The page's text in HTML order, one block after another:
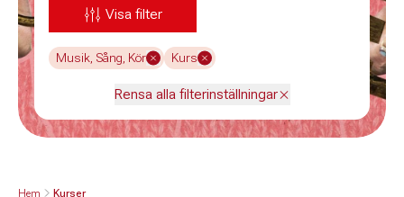
Visa filter
Musik, Sång, Kör Kurs
Rensa alla filterinställningar
Hem Kurser